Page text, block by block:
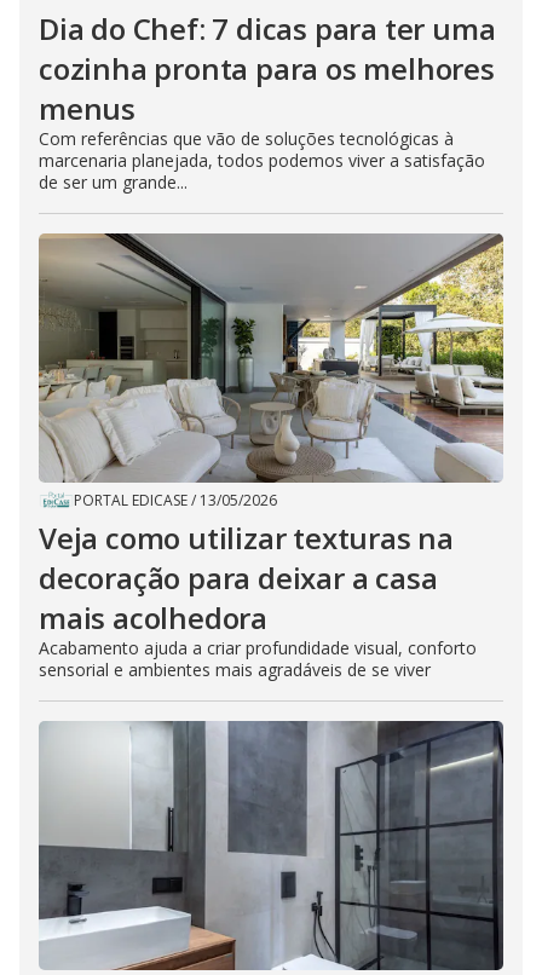
Dia do Chef: 7 dicas para ter uma
cozinha pronta para os melhores
menus
Com referências que vão de soluções tecnológicas à
marcenaria planejada, todos podemos viver a satisfação
de ser um grande...
PORTAL EDICASE/ 13/05/2026
Veja como utilizar texturas na
decoração para deixar a casa
mais acolhedora
Acabamento ajuda a criar profundidade visual, conforto
sensorial e ambientes mais agradáveis de se viver